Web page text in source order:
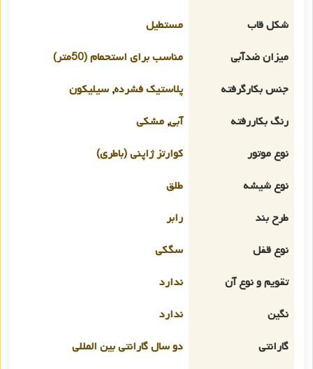
شکل قاب
مستطیل
میزان ضدآبی
مناسب برای استحمام (50متر)
جنس بکارگرفته
پلاستیک فشرده, سیلیکون
رنگ بکاررفته
آبی, مشکی
نوع موتور
کوارتز ژاپنی (باطری)
نوع شیشه
طلق
طرح بند
رابر
نوع قفل
سگکی
تقویم و نوع آن
ندارد
نگین
ندارد
گارانتی
دو سال گارانتی بین المللی